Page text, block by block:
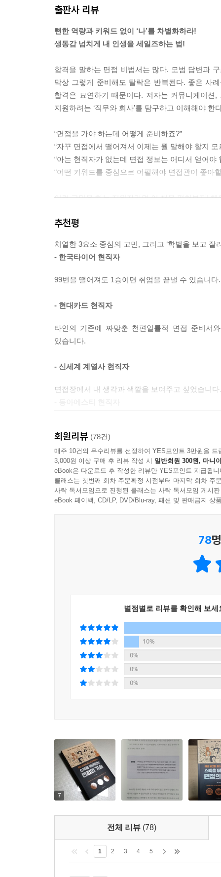
공기업, 공공기관 지원자들은 불특정한 다수의
다. 대부분의 공기업, 공공기관은 지원동기를 잘
월하다.
시작부터 빠르게 치고 들어가지 않는다면 면접관
가를 받는다. 직급과 직책이 높은 사람일수록 빠
본래 알고 있던 지식을 드러내고 싶은 욕심이 생
될 수 있다.
--- pp.155~156
대부분의 지원자들은 유학이라는 소재야말로 자
삶의 태도를 느낄 수 있게 된다.
--- pp.189~190
니어링 기사를 읽으며 N수생은 회사의 주요 실적
출판사 리뷰
뻔한 역량과 키워드 없이 ‘나’를 차별화하라!
생동감 넘치게 내 인생을 세일즈하는 법!
합격을 말하는 면접 비법서는 많다. 모범 답변과
막상 그렇게 준비해도 탈락은 반복된다. 좋은 사
합격은 묘연하기 때문이다. 저자는 커뮤니케이션
지원하려는 ‘직무와 회사’를 탐구하고 이해해야 한
“면접을 가야 하는데 어떻게 준비하죠?”
“자꾸 면접에서 떨어져서 이제는 뭘 말해야 할지 모
“아는 현직자가 없는데 면접 정보는 어디서 얻어야
“어떤 키워드를 중심으로 어필해야 면접관이 좋아
이런 고민을 하는 지원자라면 이 책을 펼쳐보자! 채
책을 통해 자소서 작성 단계에서부터 고민해온
추천평
치열한 3요소 중심의 고민, 그리고 ‘학벌을 보고
- 한국타이어 현직자
99번을 떨어져도 1승이면 취업을 끝낼 수 있습니
- 현대카드 현직자
타인의 기준에 짜맞춘 천편일률적 면접 준비서
있습니다.
- 신세계 계열사 현직자
면접장에서 내 생각과 색깔을 보여주고 싶었습니
합격도 할 수 있었습니다.
- SK브로드밴드 현직자
직무 관련 경험이나 연결고리가 없어도 직무에 대
- 삼성전자 현직자
회원리뷰 (78건)
매주 10건의 우수리뷰를 선정하여 YES포인트 3만원을 드
3,000원 이상 구매 후 리뷰 작성 시 일반회원 300원, 마니
eBook은 다운로드 후 작성한 리뷰만 YES포인트 지급됩니
클래스는 첫번째 회차 주문확정 시점부터 마지막 회차 주
사락 독서모임으로 진행된 클래스는 사락 독서모임 게시
eBook 페이백, CD/LP, DVD/Blu-ray, 패션 및 판매금지 상
78
별점별로 리뷰를 확인해 보세
10%
0%
0%
0%
7
전체 리뷰 (78)
1 2 3 4 5